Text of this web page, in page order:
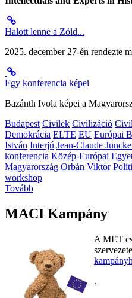
Halott lenne a Zöld...
2025. december 27-én rendezte
Egy konferencia képei
Bazánth Ivola képei a
Budapest Civilek Civilizáció
Demokrácia ELTE EU Európai
István Interjú Jean-Claude
konferencia Közép-Európai
Magyarország Orbán Viktor
workshop
Tovább
MACI Kampány
A MET
.